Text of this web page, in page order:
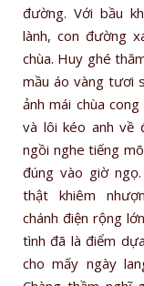
đường. Với bầu
lành, con đường
chùa. Huy ghé
mầu áo vàng tươi
ảnh mái chùa
và lôi kéo anh về
ngồi nghe tiếng
đúng vào giờ
thật khiêm
chánh điện rộng
tình đã là điểm
cho mấy ngày